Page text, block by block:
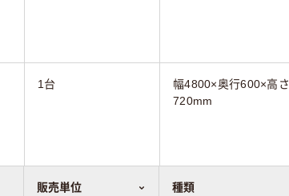
販売単位 種類
1台
幅4800×奥行600×高さ
720mm